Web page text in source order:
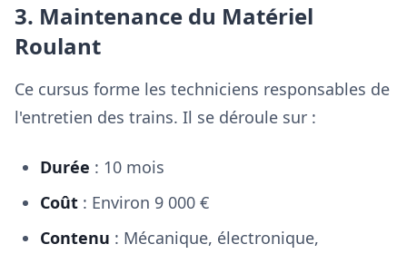
3. Maintenance du Matériel
Roulant
Ce cursus forme les techniciens responsables de
l'entretien des trains. Il se déroule sur :
Durée : 10 mois
Coût : Environ 9 000 €
Contenu : Mécanique, électronique,